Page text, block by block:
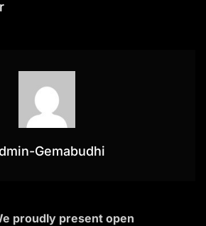
k
Gemabudhi
proudly present open